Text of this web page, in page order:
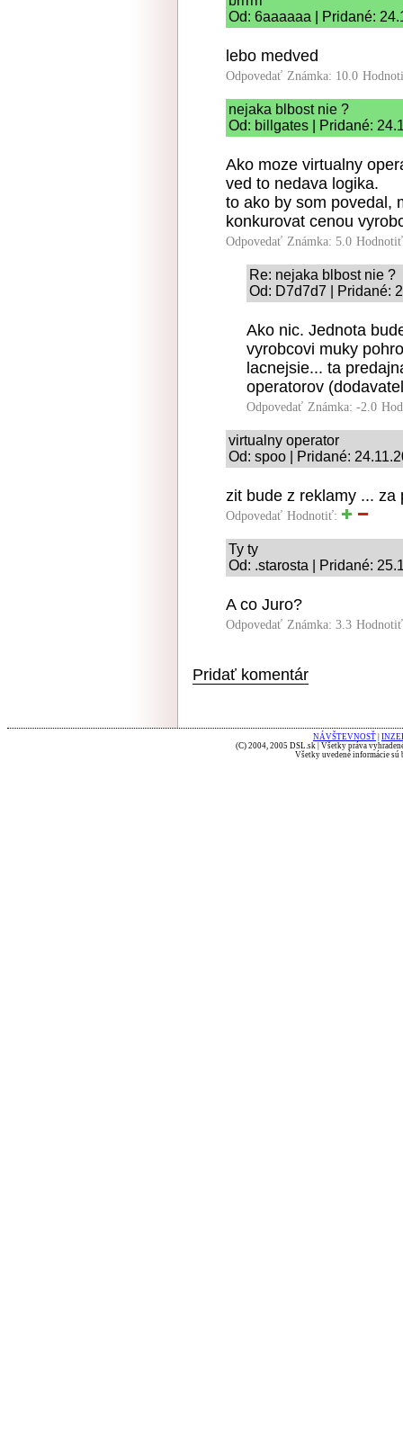
Od: 6aaaaaa | Pridané:
lebo medved
Odpovedať Známka: 10.0
nejaka blbost nie ?
Od: billgates | Pridané:
Ako moze virtualny
ved to nedava logika.
to ako by som povedal,
konkurovat cenou
Odpovedať Známka: 5.0
Re: nejaka blbost nie ?
Od: D7d7d7 | Pridané:
Ako nic. Jednota
vyrobcovi muky
lacnejsie... ta
operatorov
Odpovedať Známka: -2.0
virtualny operator
Od: spoo | Pridané:
zit bude z reklamy ... za
Odpovedať Hodnotiť:
Ty ty
Od: .starosta | Pridané:
A co Juro?
Odpovedať Známka: 3.3
Pridať komentár
NÁVŠTEVNOSŤ
(C) 2004, 2005 DSL.sk | Všetky práva
Všetky uvedené informácie sú